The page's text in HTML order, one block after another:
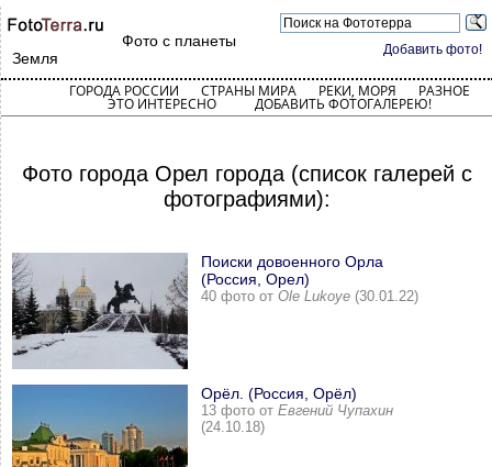
Добавить фото!
Фото с планеты
Земля
ГОРОДА РОССИИ СТРАНЫ МИРА РЕКИ, МОРЯ РАЗНОЕ
ЭТО ИНТЕРЕСНО ДОБАВИТЬ ФОТОГАЛЕРЕЮ!
Фото города Орел города (список галерей с
фотографиями):
Поиски довоенного Орла
(Россия, Орел)
40 фото от Ole Lukoye (30.01.22)
Орёл. (Россия, Орёл)
13 фото от Евгений Чупахин
(24.10.18)